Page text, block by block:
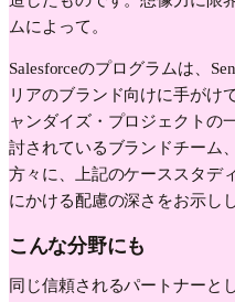
ムによって。
Salesforceのプログラムは、
リアのブランド向けに手がけ
ャンダイズ・プロジェクトの
討されているブランドチーム
方々に、上記のケーススタデ
にかける配慮の深さをお示し
こんな分野にも
同じ信頼されるパートナーと